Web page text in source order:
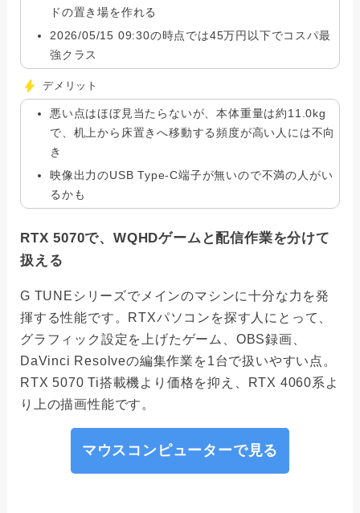
ドの置き場を作れる
2026/05/15 09:30の時点では45万円以下でコスパ最
強クラス
デメリット
悪い点はほぼ見当たらないが、本体重量は約11.0kg
で、机上から床置きへ移動する頻度が高い人には不向
き
映像出力のUSB Type-C端子が無いので不満の人がい
るかも
RTX 5070で、WQHDゲームと配信作業を分けて
扱える
G TUNEシリーズでメインのマシンに十分な力を発
揮する性能です。RTXパソコンを探す人にとって、
グラフィック設定を上げたゲーム、OBS録画、
DaVinci Resolveの編集作業を1台で扱いやすい点。
RTX 5070 Ti搭載機より価格を抑え、RTX 4060系よ
り上の描画性能です。
マウスコンピューターで見る